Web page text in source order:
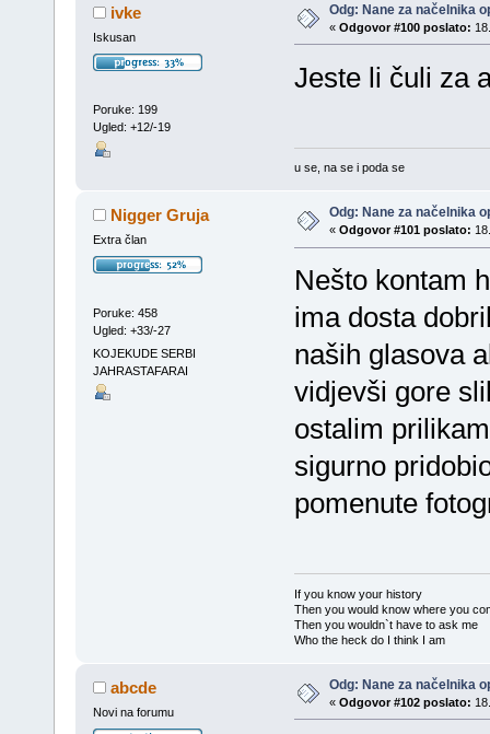
ivke
Iskusan
Poruke: 199
Ugled: +12/-19
Odg: Nane za načelnika
« Odgovor #100 poslato:
Jeste li čuli za
u se, na se i poda se
Nigger Gruja
Extra član
Poruke: 458
Ugled: +33/-27
KOJEKUDE SERBI
JAHRASTAFARAI
Odg: Nane za načelnika
« Odgovor #101 poslato:
Nešto kontam
ima dosta
naših glasova
vidjevši gore
ostalim
sigurno
pomenute
If you know your history
Then you would know where you
Then you wouldn`t have to ask me
Who the heck do I think I am
abcde
Novi na forumu
Odg: Nane za načelnika
« Odgovor #102 poslato: